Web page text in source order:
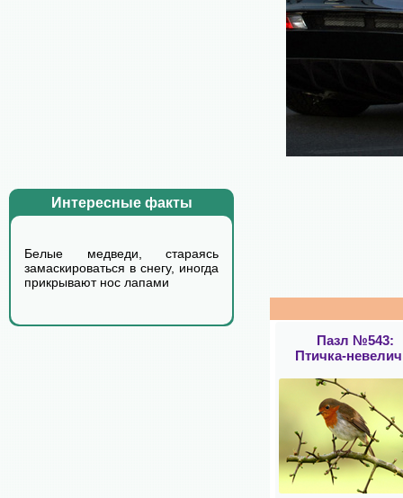
Интересные факты
Белые медведи, стараясь
замаскироваться в снегу, иногда
прикрывают нос лапами
Пазл №543:
Птичка-